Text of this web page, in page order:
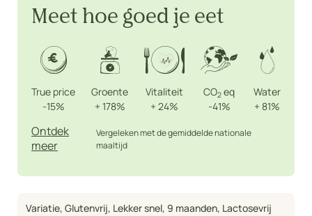
Meet hoe goed je eet
True price
-15%
Groente
+ 178%
Vitaliteit
+ 24%
CO2 eq
-41%
Water
+ 81%
Ontdek
meer
Vergeleken met de gemiddelde nationale
maaltijd
Variatie, Glutenvrij, Lekker snel, 9 maanden, Lactosevrij